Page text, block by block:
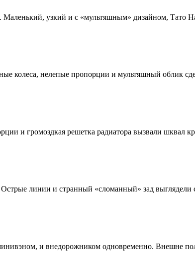
узкий и с «мультяшным» дизайном, Тато
колеса, нелепые пропорции и мультяшный облик
и громоздкая решетка радиатора вызвали шквал
линии и странный «сломанный» зад
и внедорожником одновременно. Внешне